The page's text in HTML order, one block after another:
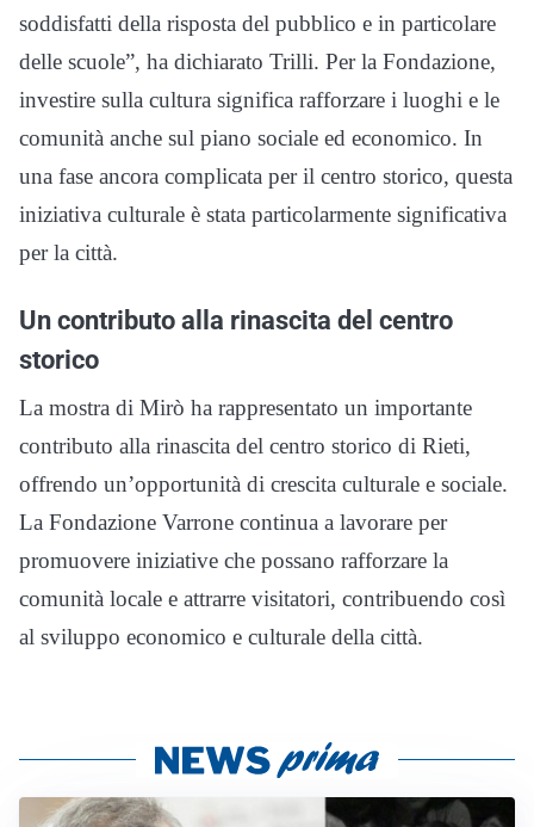
soddisfatti della risposta del pubblico e in particolare
delle scuole”, ha dichiarato Trilli. Per la Fondazione,
investire sulla cultura significa rafforzare i luoghi e le
comunità anche sul piano sociale ed economico. In
una fase ancora complicata per il centro storico, questa
iniziativa culturale è stata particolarmente significativa
per la città.
Un contributo alla rinascita del centro
storico
La mostra di Mirò ha rappresentato un importante
contributo alla rinascita del centro storico di Rieti,
offrendo un’opportunità di crescita culturale e sociale.
La Fondazione Varrone continua a lavorare per
promuovere iniziative che possano rafforzare la
comunità locale e attrarre visitatori, contribuendo così
al sviluppo economico e culturale della città.